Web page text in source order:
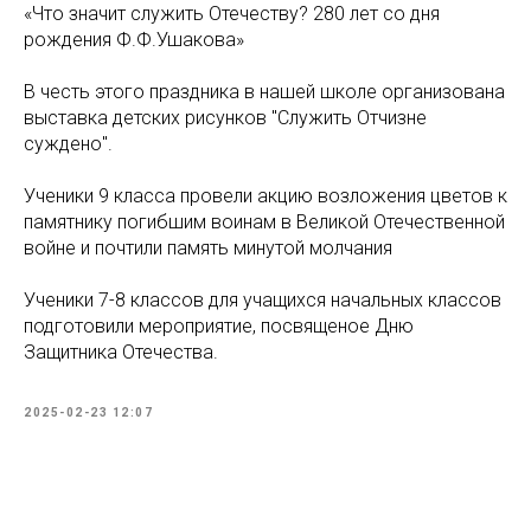
«Что значит служить Отечеству? 280 лет со дня
рождения Ф.Ф.Ушакова»
В честь этого праздника в нашей школе организована
выставка детских рисунков "Служить Отчизне
суждено".
Ученики 9 класса провели акцию возложения цветов к
памятнику погибшим воинам в Великой Отечественной
войне и почтили память минутой молчания
Ученики 7-8 классов для учащихся начальных классов
подготовили мероприятие, посвященое Дню
Защитника Отечества.
2025-02-23 12:07